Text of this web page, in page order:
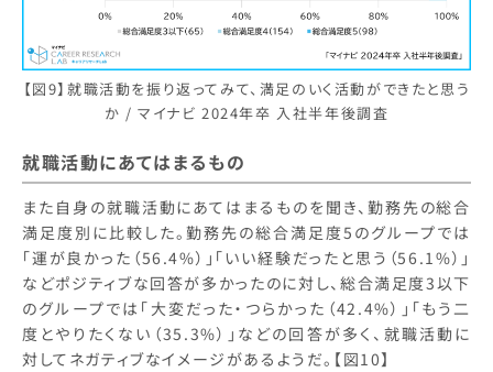
【図9】就職活動を振り返ってみて、満足のいく活動ができたと思う
か / マイナビ 2024年卒 入社半年後調査
就職活動にあてはまるもの
また自身の就職活動にあてはまるものを聞き、勤務先の総合
満足度別に比較した。勤務先の総合満足度5のグループでは
「運が良かった（56.4%）」「いい経験だったと思う（56.1%）」
などポジティブな回答が多かったのに対し、総合満足度3以下
のグループでは「大変だった・つらかった（42.4%）」「もう二
度とやりたくない（35.3%）」などの回答が多く、就職活動に
対してネガティブなイメージがあるようだ。【図10】